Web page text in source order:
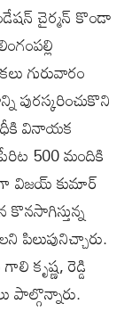
చైర్మన్ కొండా
గురువారం
పురస్కరించుకొని
వినాయక
500 మందికి
విజయ్ కుమార్
పిలుపునిచ్చారు.
కృష్ణ, రెడ్డి
పాల్గొన్నారు.